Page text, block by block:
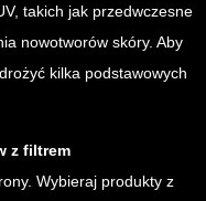
takich jak przedwczesne
nowotworów skóry. Aby
kilka podstawowych
z filtrem
Wybieraj produkty z